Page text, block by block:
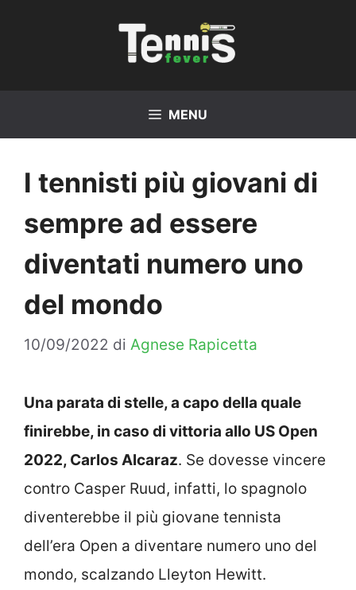
MENU
I tennisti più giovani di
sempre ad essere
diventati numero uno
del mondo
10/09/2022 di Agnese Rapicetta
Una parata di stelle, a capo della quale
finirebbe, in caso di vittoria allo US Open
2022, Carlos Alcaraz. Se dovesse vincere
contro Casper Ruud, infatti, lo spagnolo
diventerebbe il più giovane tennista
dell’era Open a diventare numero uno del
mondo, scalzando Lleyton Hewitt.